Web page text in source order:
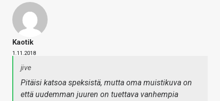
Kaotik
1.11.2018
jive
Pitäisi katsoa speksistä, mutta oma muistikuva on
että uudemman juuren on tuettava vanhempia